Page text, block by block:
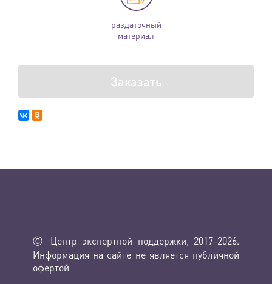
раздаточный
материал
Заказать
Ⓒ Центр экспертной поддержки, 2017-2026.
Информация на сайте не является публичной
офертой